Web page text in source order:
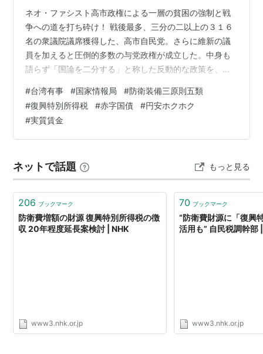
非居住者 国内源泉所得に対する所得税額
課税標準
復興特別所得税の課税標準は、その年分の基準所得税
復興特別所得税額の計算
【算式】復興特別所得税額
基準所得税
その年分の所得税において外国税額控除の適用がある居
住者の方のうち控除対象外国所得税額が所得税の控除限
ネオ・ファシスト高市政権による一層の貧困の強制と戦
争への道を打ち砕け！ 戦後最多、三分の二以上の３１６
名の衆議院議席獲得した、高市自民党。さらに維新の議
員を加えると圧倒的多数の与党政権が成立した。中身も
語らず「国論を二分する」と称した反動的な政策を、今
かも「全権委任」を得たヒットラーのごとく、一気呵成
に行うであろう。 すでに高市は「台湾有事」に際し、ア
メリカとともに参戦することを国会において宣言してい
る。 「力による平和」を求めるアメリカに従って、日本
は、そのための国内支配体制のファシズム的強化…
#台湾有事 #国家情報局 #防衛装備三原則五類
#復興特別所得税 #赤字国債 #円安ホクホク
#実質賃金
ネットで話題 もっと見る
206 ブックマーク
防衛費増額の財源 復興特別所得税の徴
収 20年程度延長案検討 | NHK
www3.nhk.or.jp
70 ブックマーク
“防衛費財源に「復興
活用も” 自民税調幹部
www3.nhk.or.jp